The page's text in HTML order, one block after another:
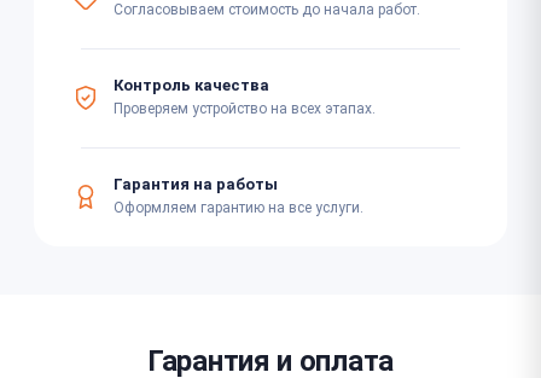
Согласовываем стоимость до начала работ.
Контроль качества
Проверяем устройство на всех этапах.
Гарантия на работы
Оформляем гарантию на все услуги.
Гарантия и оплата